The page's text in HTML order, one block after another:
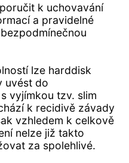
k uchovavání
a pravidelné
lze harddisk
uvést do
vyjímkou tzv. slim
k recidivě závady
vzhledem k celkově
nelze již takto
za spolehlivé.